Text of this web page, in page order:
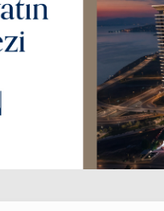
Ankara’da
Ünlü çift bir etkinliğe daha